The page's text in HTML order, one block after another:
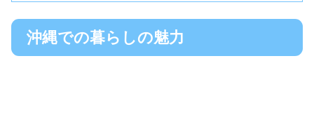
沖縄での暮らしの魅力